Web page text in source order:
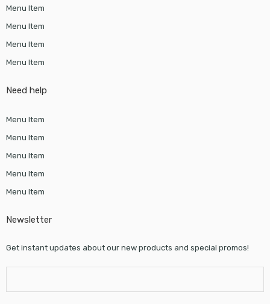
Menu Item
Menu Item
Menu Item
Menu Item
Need help
Menu Item
Menu Item
Menu Item
Menu Item
Menu Item
Newsletter
Get instant updates about our new products and special promos!